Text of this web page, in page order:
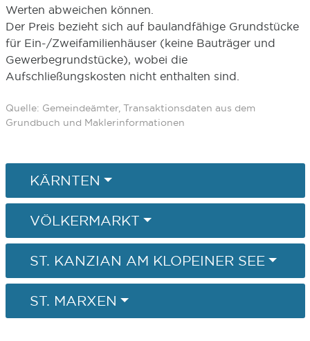
Werten abweichen können.
Der Preis bezieht sich auf baulandfähige Grundstücke
für Ein-/Zweifamilienhäuser (keine Bauträger und
Gewerbegrundstücke), wobei die
Aufschließungskosten nicht enthalten sind.
Quelle: Gemeindeämter, Transaktionsdaten aus dem
Grundbuch und Maklerinformationen
KÄRNTEN
VÖLKERMARKT
ST. KANZIAN AM KLOPEINER SEE
ST. MARXEN